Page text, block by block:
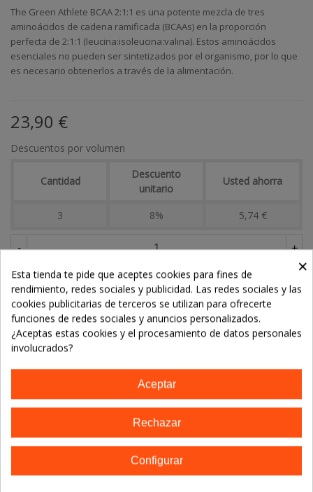
The Green Athlete BCAA 2:1:1 es una potente mezcla de tres
aminoácidos de cadena ramificada (BCAAs) en la proporción
perfecta de 2:1:1 (leucina:isoleucina:valina). Estos aminoácidos
esenciales no pueden ser sintetizados por el organismo, por lo que
es necesario obtenerlos a través de la alimentación.
23,90 €
Descuentos por volumen
Cantidad
Descuento
unitario
Usted ahorra
3 8% 5,74 €
- +
Añadir Al Carrito
Referencia:
Marca: The Green Athlete
×
Esta tienda te pide que aceptes cookies para fines de
rendimiento, redes sociales y publicidad. Las redes sociales y las
cookies publicitarias de terceros se utilizan para ofrecerte
funciones de redes sociales y anuncios personalizados.
¿Aceptas estas cookies y el procesamiento de datos personales
involucrados?
Aceptar
Rechazar
Configurar